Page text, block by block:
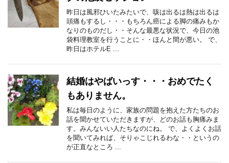
昨日は風邪ひいたみたいで、咳は出るは熱は出るは
頭痛もするし・・・もちろん癌による脚の痛みもか
なりのものだし・・そんな最悪な状況で、今日の池
袋料理教室を行うことに・・ほんと間が悪い。 で、
昨日はホテルE ...
結婚はやばいっす・・・おめでたく
もありません。
私は毎日のように、家族の問題を抱えた方たちのお
話を聞かせていただきますが、どのお話も胸痛みま
す。みんないい人たちなのにね。 で、よくよくお話
を聞いてみれば、そりゃこじれるわな・・というの
が正直なところ ...